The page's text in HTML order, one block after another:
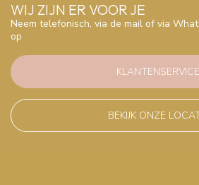
WIJ ZIJN ER VOOR JE
Neem telefonisch, via de mail of via
op
KLANTENSERVICE
BEKIJK ONZE